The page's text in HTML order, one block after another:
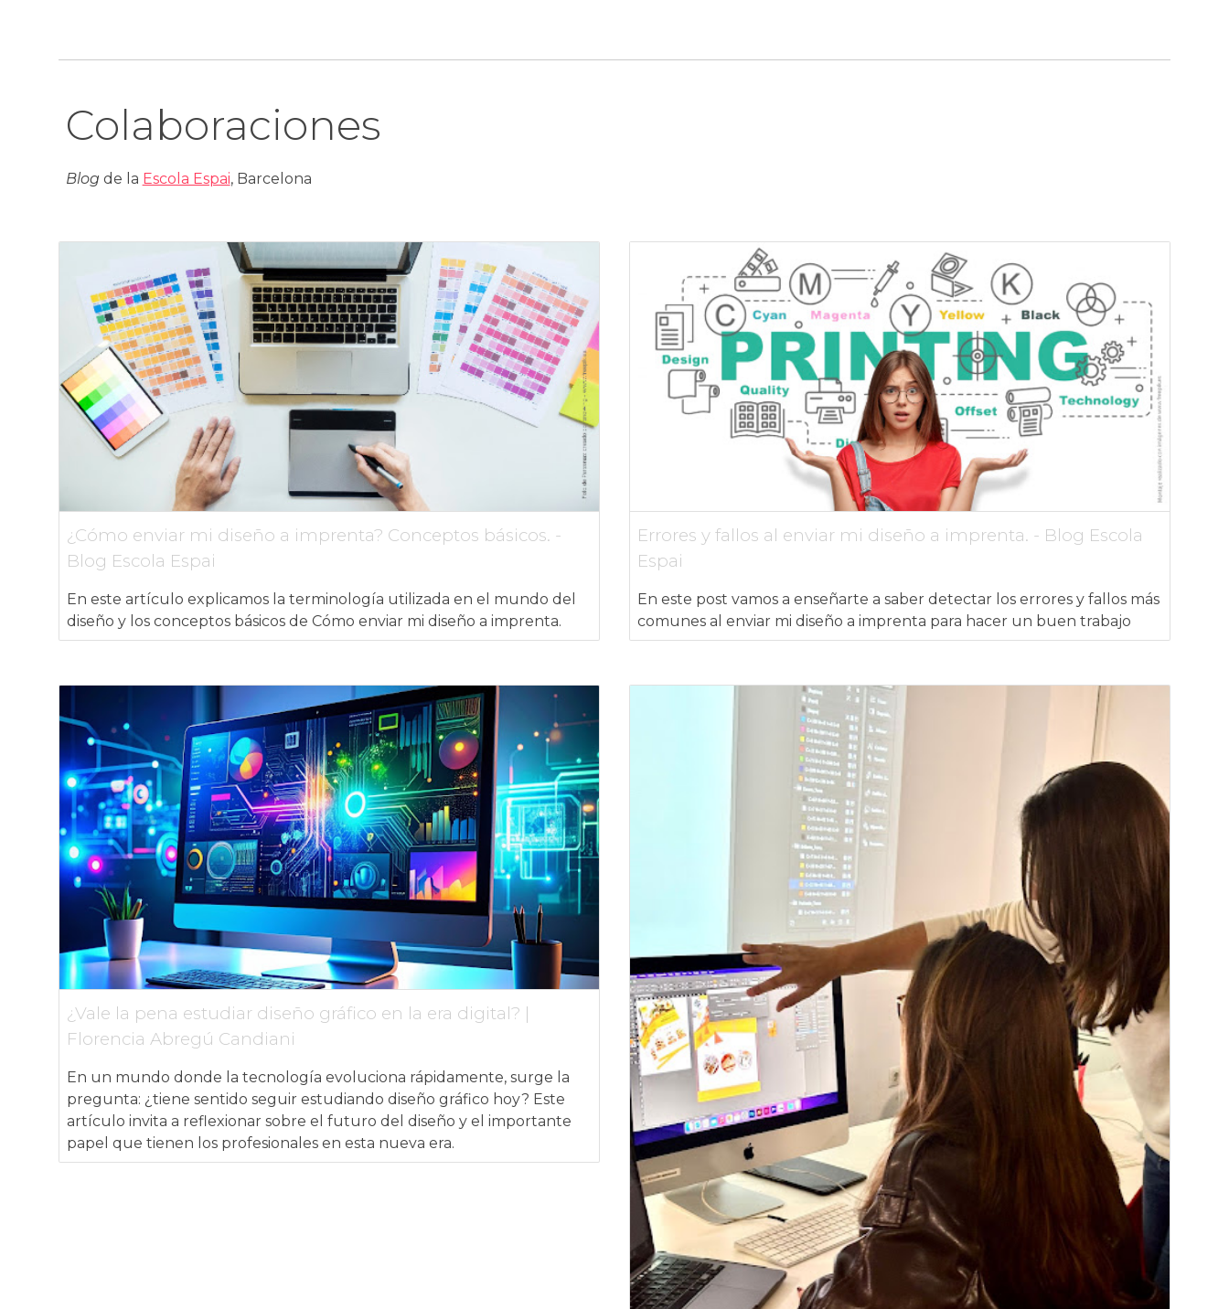
Colaboraciones
Blog de la Escola Espai, Barcelona
¿Cómo enviar mi diseño a imprenta? Conceptos básicos. -
Blog Escola Espai
En este artículo explicamos la terminología utilizada en el mundo del
diseño y los conceptos básicos de Cómo enviar mi diseño a imprenta.
Errores y fallos al enviar mi diseño a imprenta. - Blog Escola
Espai
En este post vamos a enseñarte a saber detectar los errores y fallos más
comunes al enviar mi diseño a imprenta para hacer un buen trabajo
¿Vale la pena estudiar diseño gráfico en la era digital? |
Florencia Abregú Candiani
En un mundo donde la tecnología evoluciona rápidamente, surge la
pregunta: ¿tiene sentido seguir estudiando diseño gráfico hoy? Este
artículo invita a reflexionar sobre el futuro del diseño y el importante
papel que tienen los profesionales en esta nueva era.